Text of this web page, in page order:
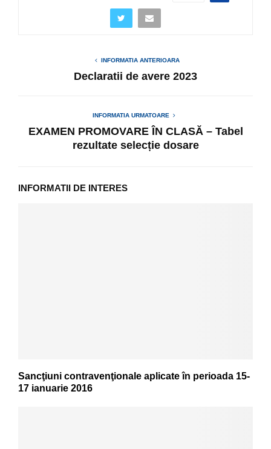
INFORMATIA ANTERIOARA
Declaratii de avere 2023
INFORMATIA URMATOARE
EXAMEN PROMOVARE ÎN CLASĂ – Tabel
rezultate selecție dosare
INFORMATII DE INTERES
Sancţiuni contravenţionale aplicate în perioada 15-
17 ianuarie 2016